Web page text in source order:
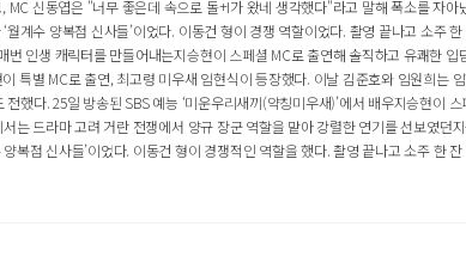
신동엽은 "너무 좋은데 속으로 돌+I가 왔네 생각했다"라고 말해 폭소를 자아
계수 양복점 신사들’이었다. 이동건 형이 경쟁 역할이었다. 촬영 끝나고 소주
인생 캐릭터를 만들어내는지승현이 스페셜 MC로 출연해 솔직하고 유쾌한 입
특별 MC로 출연, 최고령 미우새 임현식이 등장했다. 이날 김준호와 임원희는
했다. 25일 방송된 SBS 예능 ‘미운우리새끼(약칭미우새)’에서 배우지승현이
드라마 고려 거란 전쟁에서 양규 장군 역할을 맡아 강렬한 연기를 선보였던
복점 신사들’이었다. 이동건 형이 경쟁적인 역할을 했다. 촬영 끝나고 소주 한